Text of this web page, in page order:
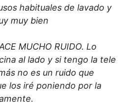
habituales de lavado y
muy bien
MUCHO RUIDO. Lo
al lado y si tengo la tele
no es un ruido que
los iré poniendo por la